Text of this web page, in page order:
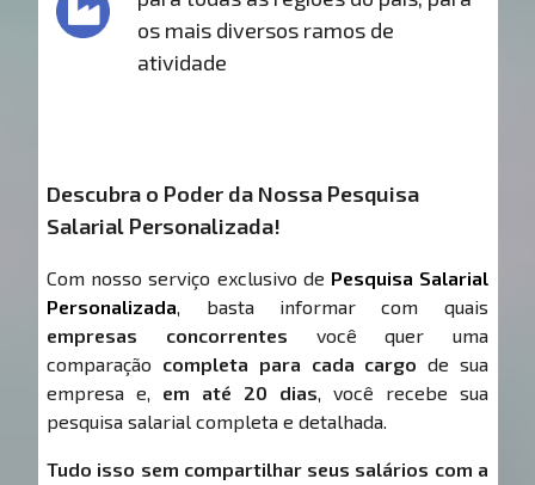
os mais diversos ramos de
atividade
Descubra o Poder da Nossa Pesquisa
Salarial Personalizada!
Com nosso serviço exclusivo de Pesquisa Salarial
Personalizada, basta informar com quais
empresas concorrentes você quer uma
comparação completa para cada cargo de sua
empresa e, em até 20 dias, você recebe sua
pesquisa salarial completa e detalhada.
Tudo isso sem compartilhar seus salários com a